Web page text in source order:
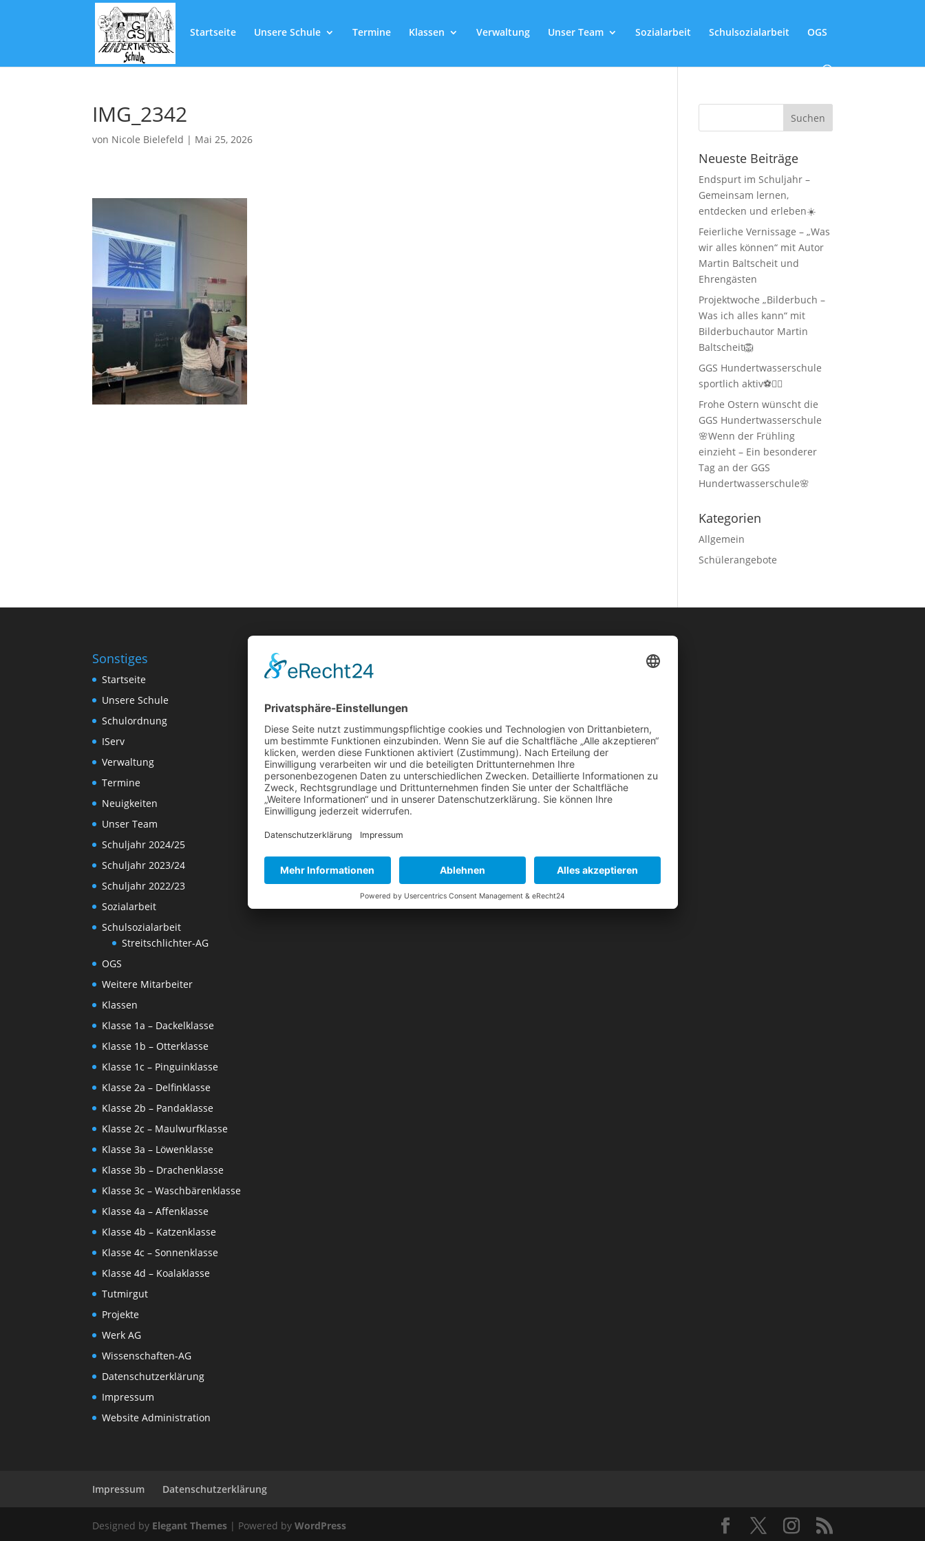
Startseite Unsere Schule Termine Klassen Verwaltung Unser Team Sozialarbeit Schulsozialarbeit OGS
IMG_2342
von Nicole Bielefeld | Mai 25, 2026
Neueste Beiträge
Endspurt im Schuljahr –
Gemeinsam lernen,
entdecken und erleben☀️
Feierliche Vernissage – „Was
wir alles können“ mit Autor
Martin Baltscheit und
Ehrengästen
Projektwoche „Bilderbuch –
Was ich alles kann“ mit
Bilderbuchautor Martin
Baltscheit🦁
GGS Hundertwasserschule
sportlich aktiv⚽🏃‍♂️
Frohe Ostern wünscht die
GGS Hundertwasserschule
🌸Wenn der Frühling
einzieht – Ein besonderer
Tag an der GGS
Hundertwasserschule🌸
Kategorien
Allgemein
Schülerangebote
Sonstiges
Startseite
Unsere Schule
Schulordnung
IServ
Verwaltung
Termine
Neuigkeiten
Unser Team
Schuljahr 2024/25
Schuljahr 2023/24
Schuljahr 2022/23
Sozialarbeit
Schulsozialarbeit
Streitschlichter-AG
OGS
Weitere Mitarbeiter
Klassen
Klasse 1a – Dackelklasse
Klasse 1b – Otterklasse
Klasse 1c – Pinguinklasse
Klasse 2a – Delfinklasse
Klasse 2b – Pandaklasse
Klasse 2c – Maulwurfklasse
Klasse 3a – Löwenklasse
Klasse 3b – Drachenklasse
Klasse 3c – Waschbärenklasse
Klasse 4a – Affenklasse
Klasse 4b – Katzenklasse
Klasse 4c – Sonnenklasse
Klasse 4d – Koalaklasse
Tutmirgut
Projekte
Werk AG
Wissenschaften-AG
Datenschutzerklärung
Impressum
Website Administration
Impressum Datenschutzerklärung
Designed by Elegant Themes | Powered byWordPress